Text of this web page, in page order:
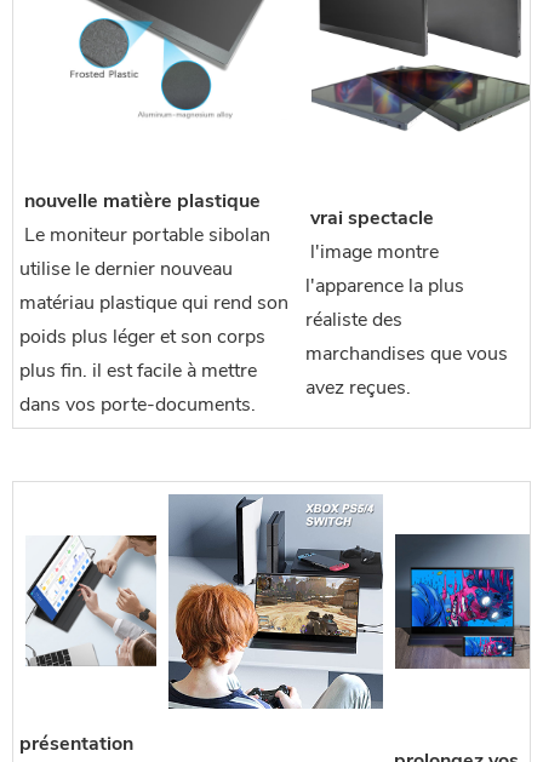
nouvelle matière plastique
utilise le dernier nouveau
matériau plastique qui rend son
poids plus léger et son corps
plus fin. il est facile à mettre
dans vos porte-documents.
vrai spectacle
l'apparence la plus
réaliste des
marchandises que vous
avez reçues.
présentation